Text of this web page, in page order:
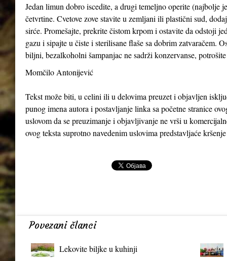
Jedan limun dobro iscedite, a drugi temeljno operite (najbolje
četvrtine. Cvetove zove stavite u zemljani ili plastični sud,
sirće. Promešajte, prekrite čistom krpom i ostavite da odstoji
gazu i sipajte u čiste i sterilisane flaše sa dobrim zatvaračem.
biljni, bezalkoholni šampanjac ne sadrži konzervanse,
Momčilo Antonijević
Tekst može biti, u celini ili u delovima preuzet i objavljen
punog imena autora i postavljanje linka sa početne stranice
uslovom da se preuzimanje i objavljivanje ne vrši u
ovog teksta suprotno navedenim uslovima predstavljaće
Povezani članci
Lekovite biljke u kuhinji